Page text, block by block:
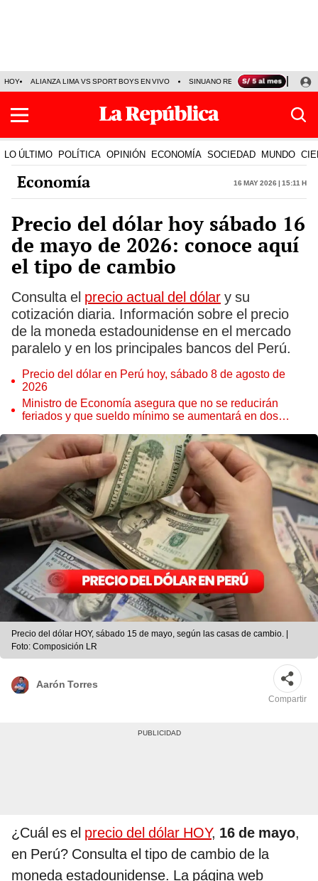
HOY ALIANZA LIMA VS SPORT BOYS EN VIVO SINUANO RESULTADOS HOY
LO ÚLTIMO POLÍTICA OPINIÓN ECONOMÍA SOCIEDAD MUNDO
Economía 16 May 2026 | 15:11 h
Precio del dólar hoy sábado 16
de mayo de 2026: conoce aquí
el tipo de cambio
Consulta el precio actual del dólar y su
cotización diaria. Información sobre el precio
de la moneda estadounidense en el mercado
paralelo y en los principales bancos del Perú.
Precio del dólar en Perú hoy, sábado 8 de agosto de
2026
Ministro de Economía asegura que no se reducirán
feriados y que sueldo mínimo se aumentará en dos
Precio del dólar HOY, sábado 15 de mayo, según las casas de cambio. |
Foto: Composición LR
Aarón Torres
Compartir
¿Cuál es el precio del dólar HOY, 16 de mayo,
en Perú? Consulta el tipo de cambio de la
moneda estadounidense. La página web